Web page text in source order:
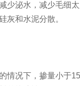
少泌水，减少毛细
灰和水泥分散。
情况下，掺量小于